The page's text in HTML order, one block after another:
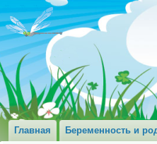
Главная Беременность и